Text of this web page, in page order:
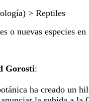
> Reptiles
o nuevas especies
Gorosti:
ha creado un